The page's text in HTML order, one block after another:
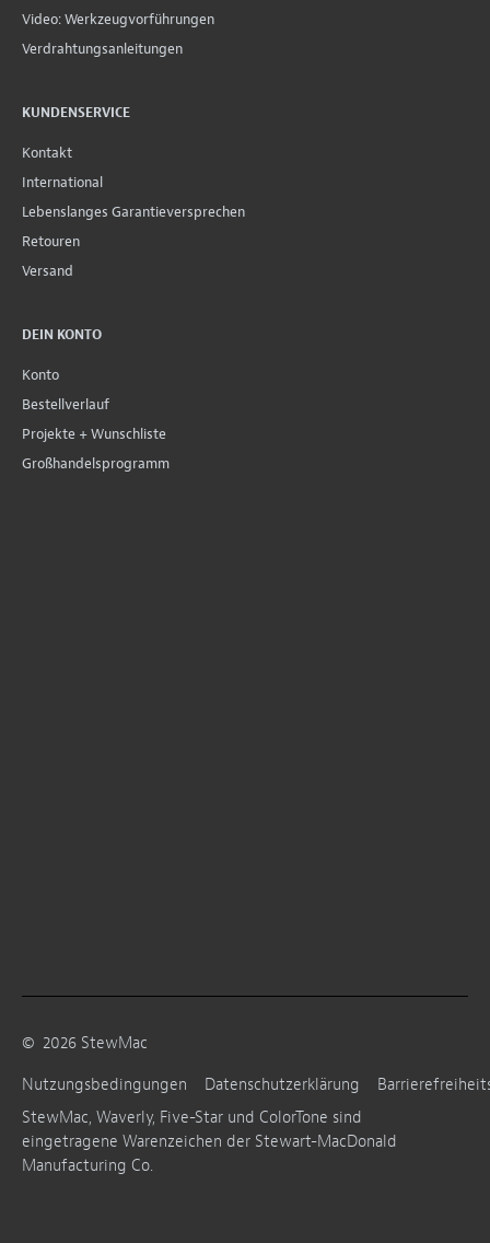
Video: Werkzeugvorführungen
Verdrahtungsanleitungen
KUNDENSERVICE
Kontakt
International
Lebenslanges Garantieversprechen
Retouren
Versand
DEIN KONTO
Konto
Bestellverlauf
Projekte + Wunschliste
Großhandelsprogramm
© 2026 StewMac
Nutzungsbedingungen
Datenschutzerklärung
StewMac, Waverly, Five-Star und ColorTone sind
eingetragene Warenzeichen der Stewart-MacDonald
Manufacturing Co.